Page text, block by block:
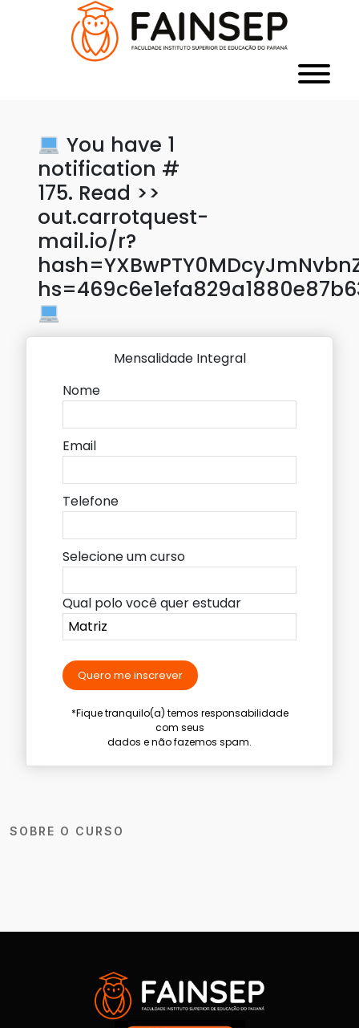
You have 1
notification #
175. Read >>
out.carrotquest-
mail.io/r?
SOBRE O CURSO
Mensalidade Integral
Nome
Email
Telefone
Selecione um curso
Qual polo você quer estudar
Quero me inscrever
*Fique tranquilo(a) temos responsabilidade
com seus
dados e não fazemos spam.